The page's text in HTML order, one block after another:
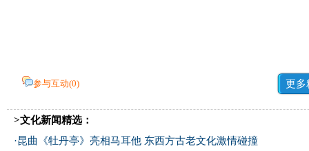
参与互动(0) 更多
>文化新闻精选：
·昆曲《牡丹亭》亮相马耳他 东西方古老文化激情碰撞